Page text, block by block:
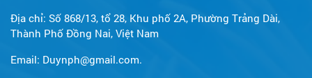
Địa chỉ: Số 868/13, tổ 28, Khu phố 2A, Phường Trảng Dài,
Thành Phố Đồng Nai, Việt Nam
Email: Duynph@gmail.com.